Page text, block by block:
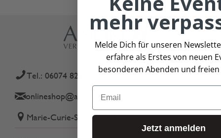
Tel.: 06074 82340
onlineshop@andreas-gmbh.de
Marie-Curie-Straße 4, 63128 Dietzenbach
mehr
Melde Dich für unseren
erfahre als Erstes von neuen
besonderen Abenden und freien
Email
Jetzt anmelden